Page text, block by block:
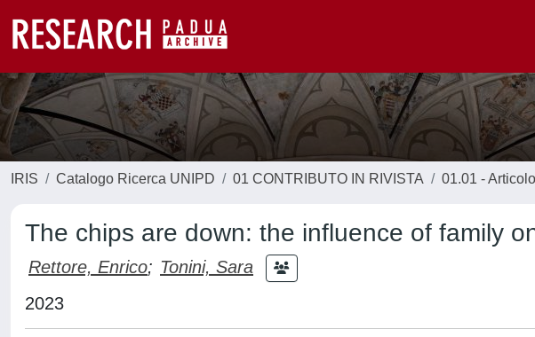
IRIS Catalogo Ricerca UNIPD 01 CONTRIBUTO IN RIVISTA 01.01 -
The chips are down: the influence of family
Rettore, Enrico; Tonini, Sara
2023